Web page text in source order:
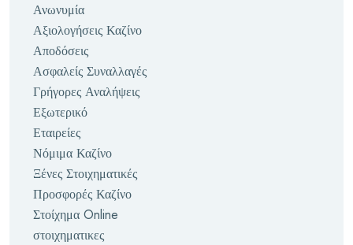
Ανωνυμία
Αξιολογήσεις Καζίνο
Αποδόσεις
Ασφαλείς Συναλλαγές
Γρήγορες Αναλήψεις
Εξωτερικό
Εταιρείες
Νόμιμα Καζίνο
Ξένες Στοιχηματικές
Προσφορές Καζίνο
Στοίχημα Online
στοιχηματικες